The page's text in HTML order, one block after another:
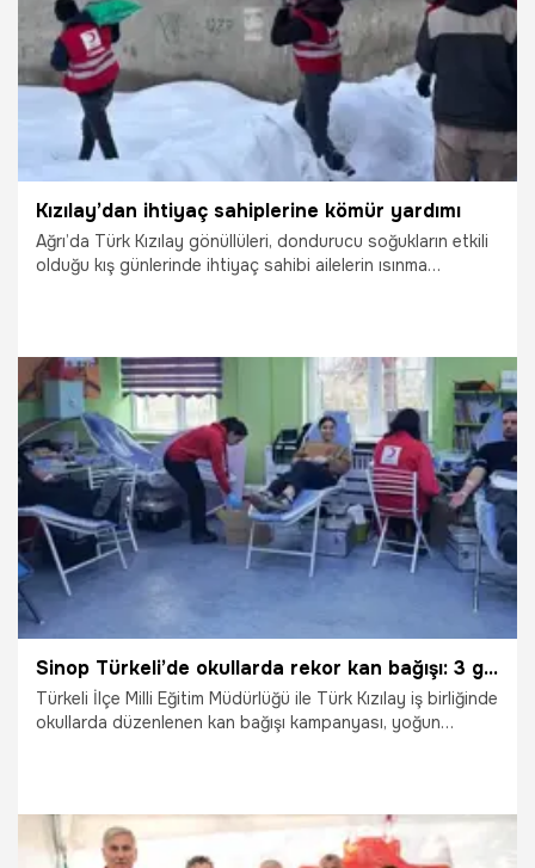
Kızılay’dan ihtiyaç sahiplerine kömür yardımı
Ağrı’da Türk Kızılay gönüllüleri, dondurucu soğukların etkili
olduğu kış günlerinde ihtiyaç sahibi ailelerin ısınma
18.01.2026 Gündem
Sinop Türkeli’de okullarda rekor kan bağışı: 3 günde 253 ünite kan toplandı
Türkeli İlçe Milli Eğitim Müdürlüğü ile Türk Kızılay iş birliğinde
okullarda düzenlenen kan bağışı kampanyası, yoğun